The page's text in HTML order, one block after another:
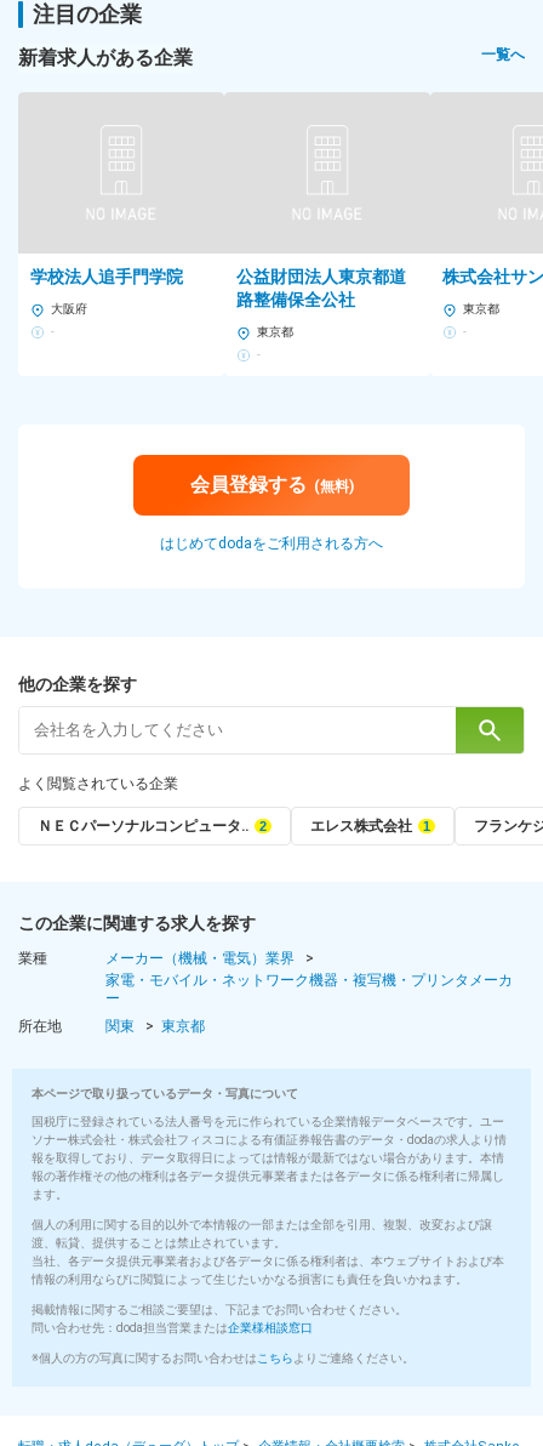
注目の企業
新着求人がある企業 一覧へ
学校法人追手門学院
大阪府
-
公益財団法人東京都道
路整備保全公社
東京都
-
株式会社サ
東京都
-
会員登録する (無料)
はじめてdodaをご利用される方へ
他の企業を探す
よく閲覧されている企業
ＮＥＣパーソナルコンピュータ‥ エレス株式会社 フランケ
この企業に関連する求人を探す
業種
メーカー（機械・電気）業界
家電・モバイル・ネットワーク機器・複写機・プリンタメーカ
ー
所在地
関東 東京都
本ページで取り扱っているデータ・写真について
国税庁に登録されている法人番号を元に作られている企業情報データベースです。ユー
ソナー株式会社・株式会社フィスコによる有価証券報告書のデータ・dodaの求人より情
報を取得しており、データ取得日によっては情報が最新ではない場合があります。本情
報の著作権その他の権利は各データ提供元事業者または各データに係る権利者に帰属し
ます。
個人の利用に関する目的以外で本情報の一部または全部を引用、複製、改変および譲
渡、転貸、提供することは禁止されています。
当社、各データ提供元事業者および各データに係る権利者は、本ウェブサイトおよび本
情報の利用ならびに閲覧によって生じたいかなる損害にも責任を負いかねます。
掲載情報に関するご相談ご要望は、下記までお問い合わせください。
問い合わせ先：doda担当営業または企業様相談窓口
※個人の方の写真に関するお問い合わせは こちら よりご連絡ください。